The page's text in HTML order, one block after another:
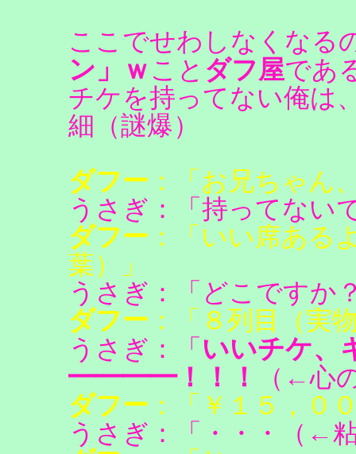
ここでせわしなくなる
ン」ｗ こと ダフ屋であ
チケを持ってない俺は
細（謎爆）
ダフー ：「お兄ちゃん
うさぎ：「持ってない
ダフー ：「いい席ある
葉）」
うさぎ：「どこですか
ダフー ：「８列目（実
うさぎ：「 いいチケ
━━━━！！！
（←心
ダフー ：「￥１５，０
うさぎ：「・・・（←